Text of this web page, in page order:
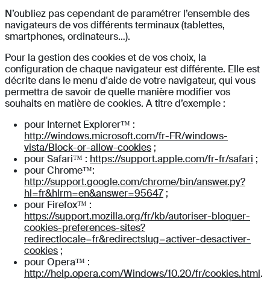
N’oubliez pas cependant de paramétrer l’ensemble des
navigateurs de vos différents terminaux (tablettes,
smartphones, ordinateurs…).
Pour la gestion des cookies et de vos choix, la
configuration de chaque navigateur est différente. Elle est
décrite dans le menu d'aide de votre navigateur, qui vous
permettra de savoir de quelle manière modifier vos
souhaits en matière de cookies. A titre d’exemple :
pour Internet Explorer™ :
http://windows.microsoft.com/fr-FR/windows-
vista/Block-or-allow-cookies ;
pour Safari™ : https://support.apple.com/fr-fr/safari ;
pour Chrome™:
http://support.google.com/chrome/bin/answer.py?
hl=fr&hlrm=en&answer=95647;
pour Firefox™ :
https://support.mozilla.org/fr/kb/autoriser-bloquer-
cookies-preferences-sites?
redirectlocale=fr&redirectslug=activer-desactiver-
cookies ;
pour Opera™ :
http://help.opera.com/Windows/10.20/fr/cookies.html.